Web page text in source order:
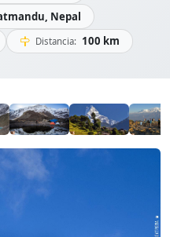
Nepal
Distancia: 100 km